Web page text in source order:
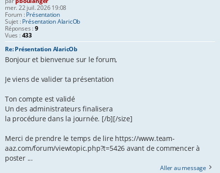
mer. 22 juil. 2026 19:08
Forum :Présentation
Sujet :Présentation AlaricOb
Réponses :9
Vues :433
Re: Présentation AlaricOb
Bonjour et bienvenue sur le forum,
Je viens de valider ta présentation
Ton compte est validé
Un des administrateurs finalisera
la procédure dans la journée. [/b][/size]
Merci de prendre le temps de lire https://www.team-
aaz.com/forum/viewtopic.php?t=5426 avant de commencer à
poster ...
Aller au message